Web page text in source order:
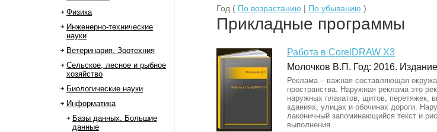
Физика
Инженерно-технические
науки
Ветеринария. Зоотехния
Сельское, лесное и рыбное
хозяйство
Биологические науки
Информатика
Базы данных. Большие
данные
Год ( По возрастанию | По убыванию )
Прикладные программы
Работа в CorelDRAW X3
Молочков В.П. Год: 2016.
Реклама – важная составляющая
пространства. Наружная реклама это
наружных плакатов, щитов, перетяжек,
зданиях, улицах и обочинах дороги.
лаконичный запоминающийся текст и
выполнения...